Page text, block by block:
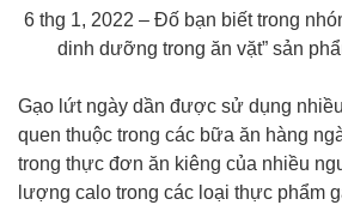
6 thg 1, 2022 – Đố bạn biết trong
dinh dưỡng trong ăn vặt” sản
Gạo lứt ngày dần được sử dụng
quen thuộc trong các bữa ăn hàng
trong thực đơn ăn kiêng của nhiều
lượng calo trong các loại thực phẩm